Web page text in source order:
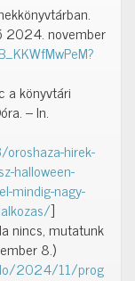
2024. november
a könyvtári
– In.
hirek-
halloween-
mindig-nagy-
]
nincs, mutatunk
8.)
2024/11/prog